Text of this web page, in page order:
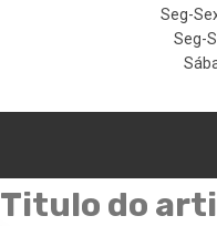
Seg-
Seg-
Titulo do